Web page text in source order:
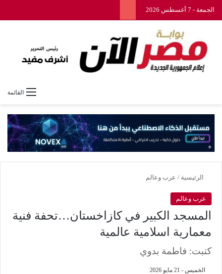
الجمعة - 7 أغسطس 2026
القائمة
الرئيسية / عرب وعالم
عرب وعالم
المسجد الكبير في كازاخستان…تحفة فنية
معمارية اسلامية عالمية
كتبت: فاطمة بدوي
الخميس - 21 مايو 2026